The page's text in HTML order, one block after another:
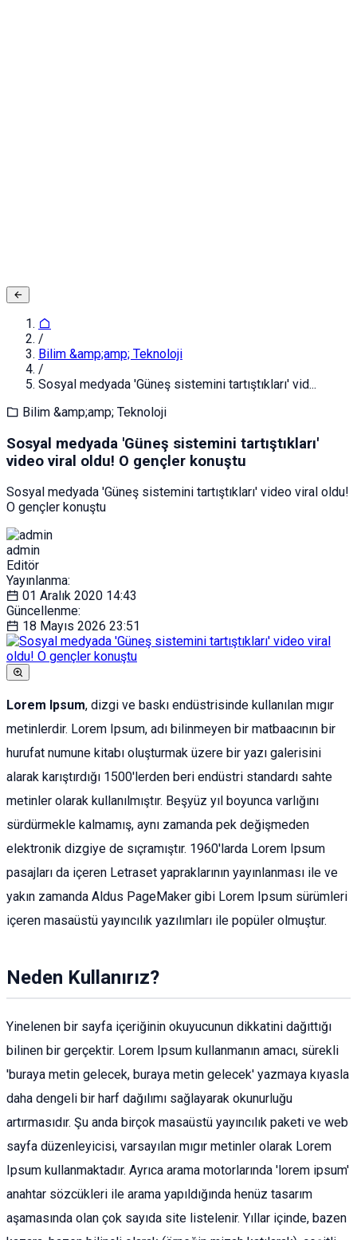
/
Bilim &amp;amp; Teknoloji
/
Sosyal medyada 'Güneş sistemini tartıştıkları' vid...
Bilim &amp;amp; Teknoloji
Sosyal medyada 'Güneş sistemini tartıştıkları'
video viral oldu! O gençler konuştu
Sosyal medyada 'Güneş sistemini tartıştıkları' video viral oldu!
O gençler konuştu
admin
Editör
Yayınlanma:
01 Aralık 2020 14:43
Güncellenme:
18 Mayıs 2026 23:51
Lorem Ipsum, dizgi ve baskı endüstrisinde kullanılan mıgır
metinlerdir. Lorem Ipsum, adı bilinmeyen bir matbaacının bir
hurufat numune kitabı oluşturmak üzere bir yazı galerisini
alarak karıştırdığı 1500'lerden beri endüstri standardı sahte
metinler olarak kullanılmıştır. Beşyüz yıl boyunca varlığını
sürdürmekle kalmamış, aynı zamanda pek değişmeden
elektronik dizgiye de sıçramıştır. 1960'larda Lorem Ipsum
pasajları da içeren Letraset yapraklarının yayınlanması ile ve
yakın zamanda Aldus PageMaker gibi Lorem Ipsum sürümleri
içeren masaüstü yayıncılık yazılımları ile popüler olmuştur.
Neden Kullanırız?
Yinelenen bir sayfa içeriğinin okuyucunun dikkatini dağıttığı
bilinen bir gerçektir. Lorem Ipsum kullanmanın amacı, sürekli
'buraya metin gelecek, buraya metin gelecek' yazmaya kıyasla
daha dengeli bir harf dağılımı sağlayarak okunurluğu
artırmasıdır. Şu anda birçok masaüstü yayıncılık paketi ve web
sayfa düzenleyicisi, varsayılan mıgır metinler olarak Lorem
Ipsum kullanmaktadır. Ayrıca arama motorlarında 'lorem ipsum'
anahtar sözcükleri ile arama yapıldığında henüz tasarım
aşamasında olan çok sayıda site listelenir. Yıllar içinde, bazen